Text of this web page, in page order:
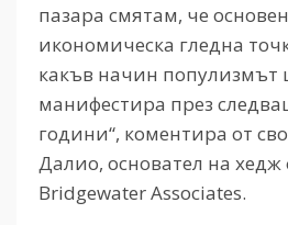
пазара смятам, че
икономическа гледна
какъв начин популизмът
манифестира през
години“, коментира от
Далио, основател на хедж
Bridgewater Associates.